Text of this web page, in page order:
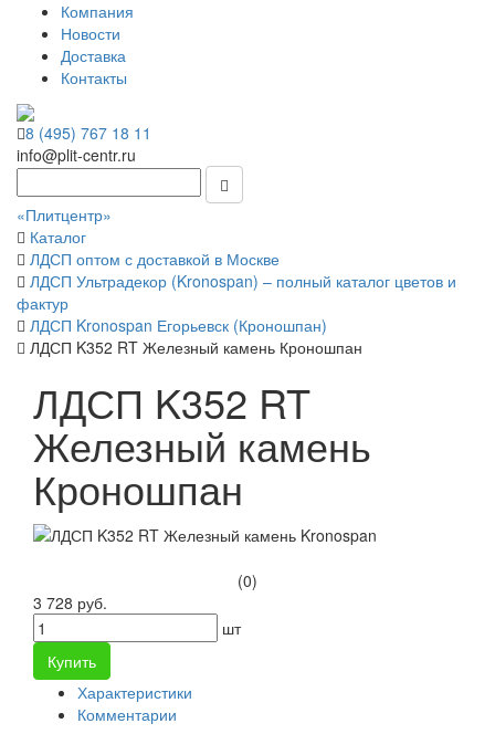
Компания
Новости
Доставка
Контакты
8 (495) 767 18 11
info@plit-centr.ru
«Плитцентр»
Каталог
ЛДСП оптом с доставкой в Москве
ЛДСП Ультрадекор (Kronospan) – полный каталог цветов и
фактур
ЛДСП Kronospan Егорьевск (Кроношпан)
ЛДСП K352 RT Железный камень Кроношпан
ЛДСП K352 RT
Железный камень
Кроношпан
(0)
3 728 руб.
шт
Купить
Характеристики
Комментарии